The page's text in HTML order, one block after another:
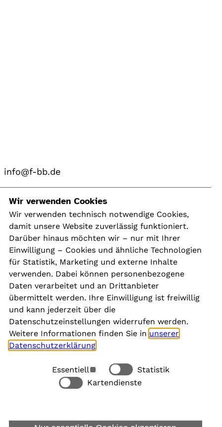
info@f-bb.de
Navigation
Kontakt
Presse
Aktuelles
Karriere
Newsletter
Social Media
Rechtliches
Allgemeine Datenschutzinformation
Wir verwenden Cookies
Wir verwenden technisch notwendige Cookies,
damit unsere Website zuverlässig funktioniert.
Darüber hinaus möchten wir – nur mit Ihrer
Einwilligung – Cookies und ähnliche Technologien
für Statistik, Marketing und externe Inhalte
verwenden. Dabei können personenbezogene
Daten verarbeitet und an Drittanbieter
übermittelt werden. Ihre Einwilligung ist freiwillig
und kann jederzeit über die
Datenschutzeinstellungen widerrufen werden.
Weitere Informationen finden Sie in unserer
Datenschutzerklärung
Essentiell
Statistik
Kartendienste